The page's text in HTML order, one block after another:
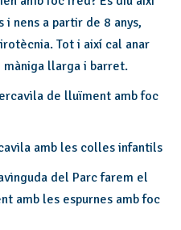
nens a partir de 8 anys,
Tot i així cal anar
llarga i barret.
de lluïment amb foc
amb les colles infantils
del Parc farem el
amb les espurnes amb foc